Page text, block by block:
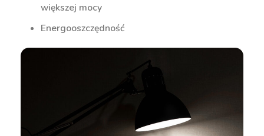
większej mocy
Energooszczędność